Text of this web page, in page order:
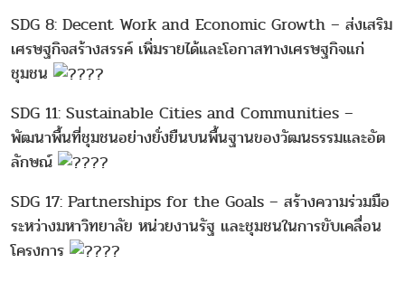
SDG 8: Decent Work and Economic Growth – ส่งเสริม
เศรษฐกิจสร้างสรรค์ เพิ่มรายได้และโอกาสทางเศรษฐกิจแก่
ชุมชน
SDG 11: Sustainable Cities and Communities –
พัฒนาพื้นที่ชุมชนอย่างยั่งยืนบนพื้นฐานของวัฒนธรรมและอัต
ลักษณ์
SDG 17: Partnerships for the Goals – สร้างความร่วมมือ
ระหว่างมหาวิทยาลัย หน่วยงานรัฐ และชุมชนในการขับเคลื่อน
โครงการ